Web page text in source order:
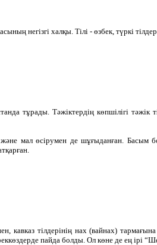
негізгі халқы. Тілі - өзбек, түркі
тұрады. Тәжіктердің көпшілігі
мал өсірумен де шұғыданған. Басым
кавказ тілдерінің нах (вайнах)
пайда болды. Ол көне де ең ірі